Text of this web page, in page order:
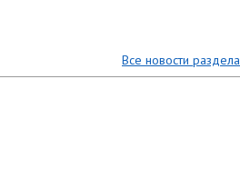
Все новости раздела